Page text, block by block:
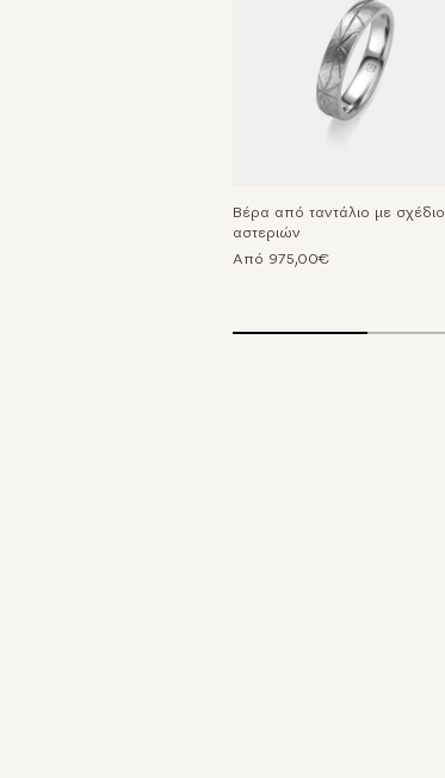
Βέρα από ταντάλιο με σχέδιο
αστεριών
Από 975,00€